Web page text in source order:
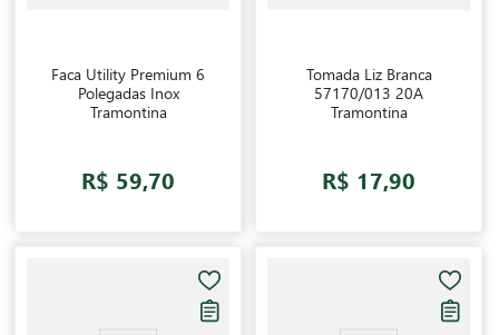
Faca Utility Premium 6
Polegadas Inox
Tramontina
R$ 59,70
Tomada Liz Branca
57170/013 20A
Tramontina
R$ 17,90